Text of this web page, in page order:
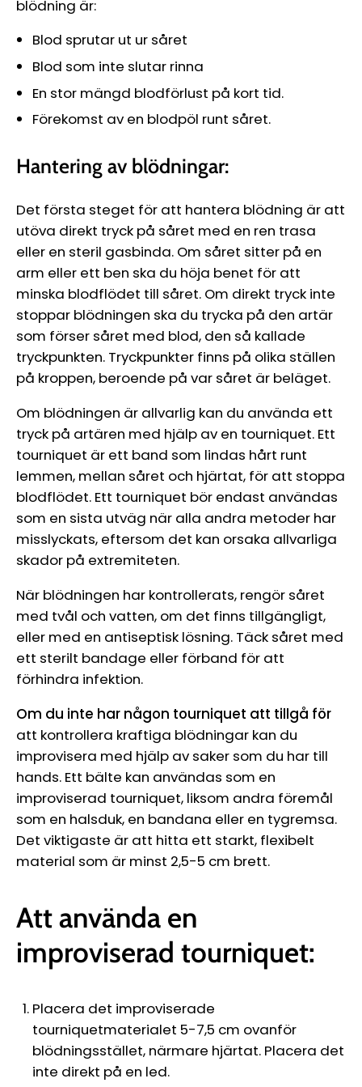
blödning är:
Blod sprutar ut ur såret
Blod som inte slutar rinna
En stor mängd blodförlust på kort tid.
Förekomst av en blodpöl runt såret.
Hantering av blödningar:
Det första steget för att hantera blödning är att
utöva direkt tryck på såret med en ren trasa
eller en steril gasbinda. Om såret sitter på en
arm eller ett ben ska du höja benet för att
minska blodflödet till såret. Om direkt tryck inte
stoppar blödningen ska du trycka på den artär
som förser såret med blod, den så kallade
tryckpunkten. Tryckpunkter finns på olika ställen
på kroppen, beroende på var såret är beläget.
Om blödningen är allvarlig kan du använda ett
tryck på artären med hjälp av en tourniquet. Ett
tourniquet är ett band som lindas hårt runt
lemmen, mellan såret och hjärtat, för att stoppa
blodflödet. Ett tourniquet bör endast användas
som en sista utväg när alla andra metoder har
misslyckats, eftersom det kan orsaka allvarliga
skador på extremiteten.
När blödningen har kontrollerats, rengör såret
med tvål och vatten, om det finns tillgängligt,
eller med en antiseptisk lösning. Täck såret med
ett sterilt bandage eller förband för att
förhindra infektion.
Om du inte har någon tourniquet att tillgå för
att kontrollera kraftiga blödningar kan du
improvisera med hjälp av saker som du har till
hands. Ett bälte kan användas som en
improviserad tourniquet, liksom andra föremål
som en halsduk, en bandana eller en tygremsa.
Det viktigaste är att hitta ett starkt, flexibelt
material som är minst 2,5-5 cm brett.
Att använda en
improviserad tourniquet:
Placera det improviserade
tourniquetmaterialet 5-7,5 cm ovanför
blödningsstället, närmare hjärtat. Placera det
inte direkt på en led.